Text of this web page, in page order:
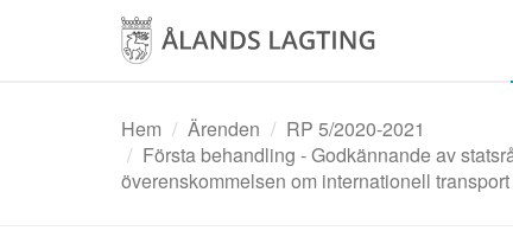
Hem Ärenden
RP 5/2020-2021
Första behandling - Godkännande av
överenskommelsen om internationell